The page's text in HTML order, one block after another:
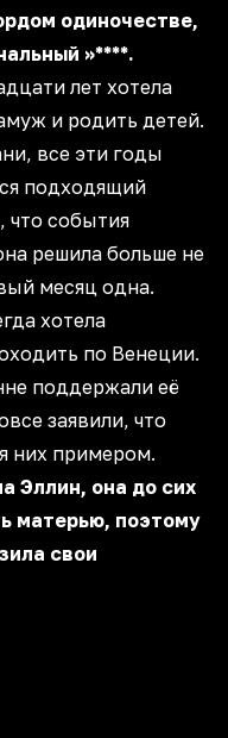
одиночестве,
»****.
лет хотела
и родить детей.
все эти годы
подходящий
что события
решила больше не
месяц одна.
хотела
по Венеции.
поддержали её
заявили, что
них примером.
Эллин, она до сих
матерью, поэтому
свои